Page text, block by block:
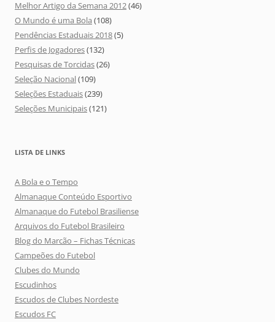
Melhor Artigo da Semana 2012(46)
O Mundo é uma Bola (108)
Pendências Estaduais 2018(5)
Perfis de Jogadores(132)
Pesquisas de Torcidas(26)
Seleção Nacional(109)
Seleções Estaduais(239)
Seleções Municipais(121)
LISTA DE LINKS
A Bola e o Tempo
Almanaque Conteúdo Esportivo
Almanaque do Futebol Brasiliense
Arquivos do Futebol Brasileiro
Blog do Marcão – Fichas Técnicas
Campeões do Futebol
Clubes do Mundo
Escudinhos
Escudos de Clubes Nordeste
Escudos FC